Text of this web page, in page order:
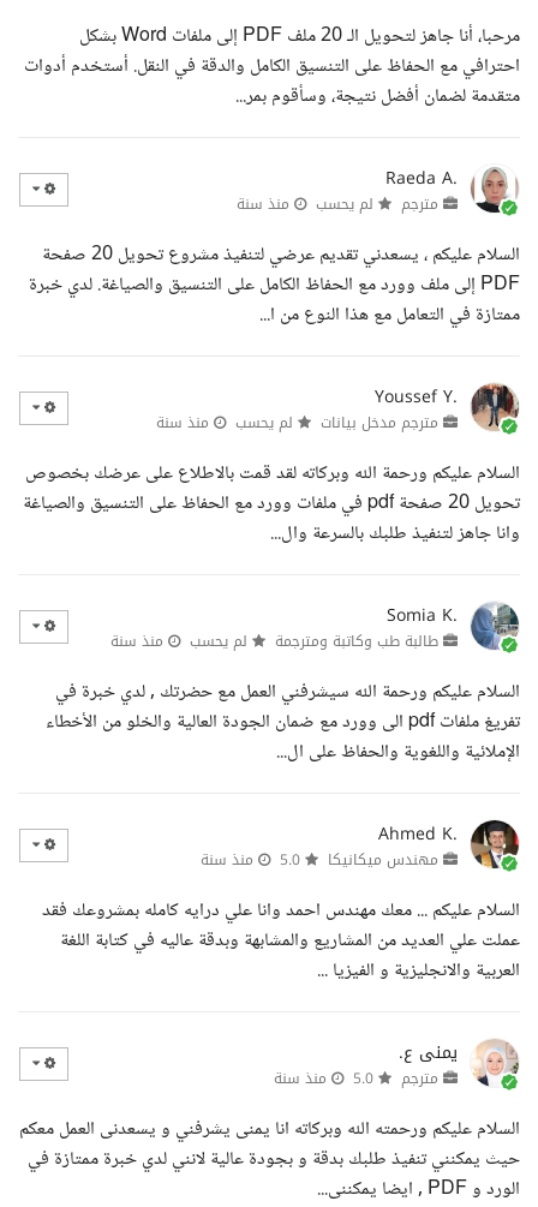
مرحبا، أنا جاهز لتحويل الـ 20 ملف PDF إلى ملفات Word بشكل
احترافي مع الحفاظ على التنسيق الكامل والدقة في النقل. أستخدم أدوات
متقدمة لضمان أفضل نتيجة، وسأقوم بمر...
Raeda A.
مترجم لم يحسب منذ سنة
السلام عليكم ، يسعدني تقديم عرضي لتنفيذ مشروع تحويل 20 صفحة
PDF إلى ملف وورد مع الحفاظ الكامل على التنسيق والصياغة. لدي خبرة
ممتازة في التعامل مع هذا النوع من ا...
Youssef Y.
مترجم مدخل بيانات لم يحسب منذ سنة
السلام عليكم ورحمة الله وبركاته لقد قمت بالاطلاع على عرضك بخصوص
تحويل 20 صفحة pdf في ملفات وورد مع الحفاظ على التنسيق والصياغة
وانا جاهز لتنفيذ طلبك بالسرعة وال...
Somia K.
طالبة طب وكاتبة ومترجمة لم يحسب منذ سنة
السلام عليكم ورحمة الله سيشرفني العمل مع حضرتك , لدي خبرة في
تفريغ ملفات pdf الى وورد مع ضمان الجودة العالية والخلو من الأخطاء
الإملائية واللغوية والحفاظ على ال...
Ahmed K.
مهندس ميكانيكا منذ سنة
السلام عليكم ... معك مهندس احمد وانا علي درايه كامله بمشروعك فقد
عملت علي العديد من المشاريع والمشابهة وبدقة عاليه في كتابة اللغة
العربية والانجليزية و الفيزيا ...
يمنى ع.
مترجم منذ سنة
السلام عليكم ورحمته الله وبركاته انا يمنى يشرفني و يسعدنى العمل معكم
حيث يمكنني تنفيذ طلبك بدقة و بجودة عالية لانني لدي خبرة ممتازة في
الورد و PDF , ايضا يمكننى...